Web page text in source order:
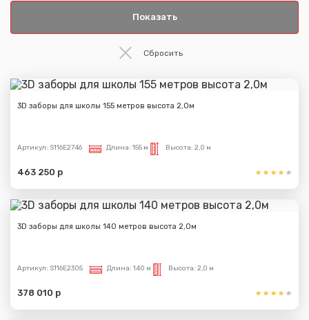
3D заборы для школы 155 метров высота 2,0м
Артикул: S116E2746 Длина: 155 м Высота: 2,0 м
463 250 р
3D заборы для школы 140 метров высота 2,0м
Артикул: S116E2305 Длина: 140 м Высота: 2,0 м
378 010 р